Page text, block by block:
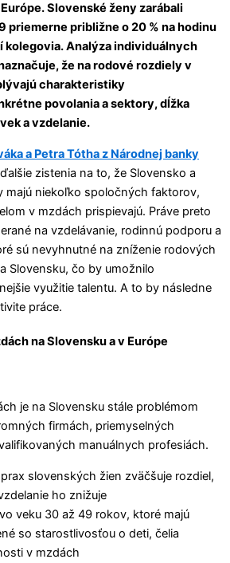
Slovenské ženy zarábali
priemerne približne o 20 % na hodinu
kolegovia. Analýza individuálnych
že na rodové rozdiely v
charakteristiky
povolania a sektory, dĺžka
a vzdelanie.
a Petra Tótha z Národnej banky
zistenia na to, že Slovensko a
majú niekoľko spoločných faktorov,
v mzdách prispievajú. Práve preto
na vzdelávanie, rodinnú podporu a
sú nevyhnutné na zníženie rodových
Slovensku, čo by umožnilo
využitie talentu. A to by následne
práce.
na Slovensku a v Európe
je na Slovensku stále problémom
firmách, priemyselných
manuálnych profesiách.
slovenských žien zväčšuje rozdiel,
ho znižuje
veku 30 až 49 rokov, ktoré majú
so starostlivosťou o deti, čelia
v mzdách